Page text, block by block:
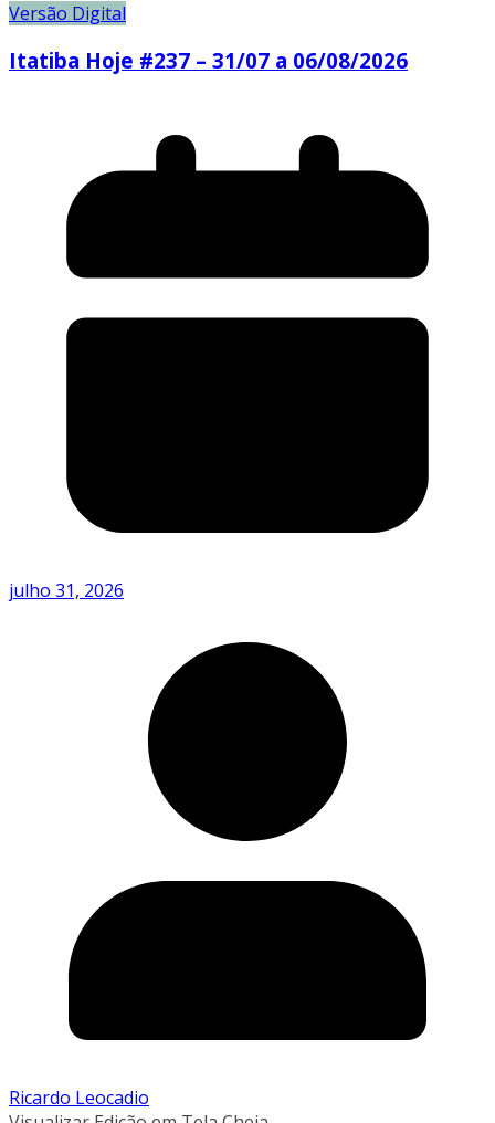
Versão Digital
Itatiba Hoje #237 – 31/07 a 06/08/2026
julho 31, 2026
Ricardo Leocadio